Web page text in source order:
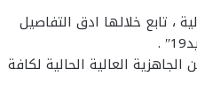
، تابع خلالها ادق التفاصيل
.
العالية الحالية لكافة